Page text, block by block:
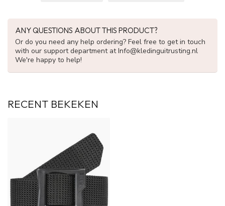
ANY QUESTIONS ABOUT THIS PRODUCT?
Or do you need any help ordering? Feel free to get in touch
with our support department atInfo@kledinguitrusting.nl
We're happy to help!
RECENT BEKEKEN